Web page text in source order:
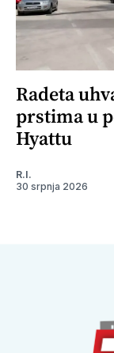
Radeta
prstima u
Hyattu
R.I.
30 srpnja 2026